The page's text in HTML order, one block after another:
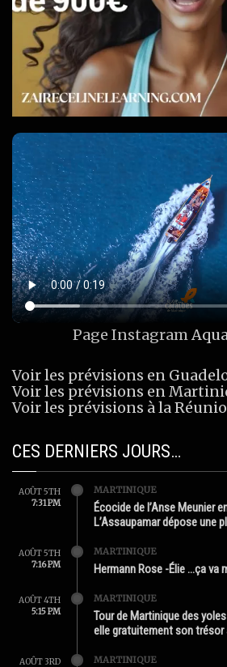
Page Instagram
Voir les prévisions en
Voir les prévisions en
Voir les prévisions à la
CES DERNIERS JOURS…
AOÛT 5TH
7:31 PM
MARTINIQUE
Écocide de l’Anse Meunier
L’Assaupamar dépose une
AOÛT 5TH
7:16 PM
MARTINIQUE
Hermann Rose -Élie …ça va
AOÛT 4TH
5:15 PM
MARTINIQUE
Tour de Martinique des
elle gratuitement son trésor
AOÛT 3RD
MARTINIQUE